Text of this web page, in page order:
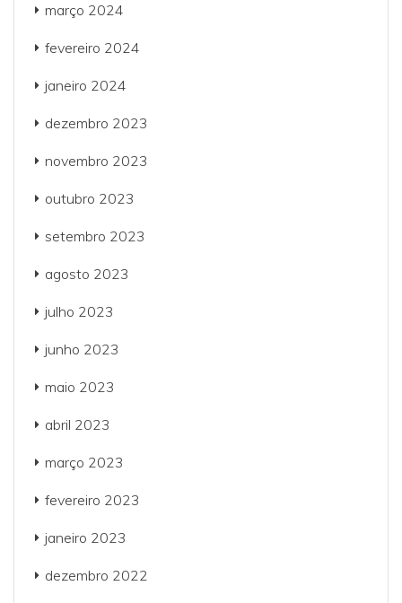
março 2024
fevereiro 2024
janeiro 2024
dezembro 2023
novembro 2023
outubro 2023
setembro 2023
agosto 2023
julho 2023
junho 2023
maio 2023
abril 2023
março 2023
fevereiro 2023
janeiro 2023
dezembro 2022